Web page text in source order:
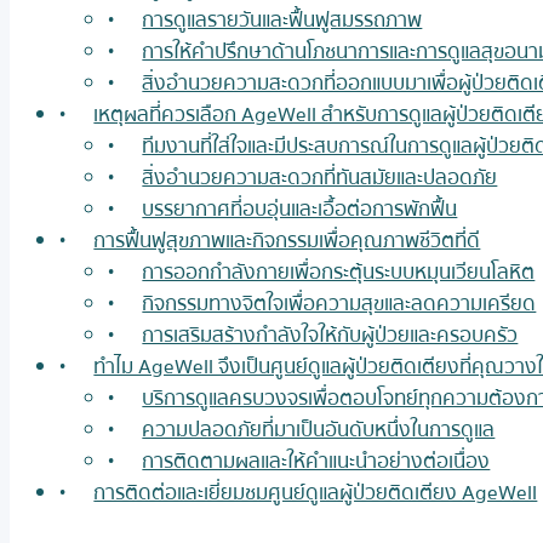
การดูแลรายวันและฟื้นฟูสมรรถภาพ
การให้คำปรึกษาด้านโภชนาการและการดูแลสุขอน
สิ่งอำนวยความสะดวกที่ออกแบบมาเพื่อผู้ป่วยติด
เหตุผลที่ควรเลือก AgeWell สำหรับการดูแลผู้ป่วยติดเ
ทีมงานที่ใส่ใจและมีประสบการณ์ในการดูแลผู้ป่วยติ
สิ่งอำนวยความสะดวกที่ทันสมัยและปลอดภัย
บรรยากาศที่อบอุ่นและเอื้อต่อการพักฟื้น
การฟื้นฟูสุขภาพและกิจกรรมเพื่อคุณภาพชีวิตที่ดี
การออกกำลังกายเพื่อกระตุ้นระบบหมุนเวียนโลหิต
กิจกรรมทางจิตใจเพื่อความสุขและลดความเครียด
การเสริมสร้างกำลังใจให้กับผู้ป่วยและครอบครัว
ทำไม AgeWell จึงเป็นศูนย์ดูแลผู้ป่วยติดเตียงที่คุณวาง
บริการดูแลครบวงจรเพื่อตอบโจทย์ทุกความต้องก
ความปลอดภัยที่มาเป็นอันดับหนึ่งในการดูแล
การติดตามผลและให้คำแนะนำอย่างต่อเนื่อง
การติดต่อและเยี่ยมชมศูนย์ดูแลผู้ป่วยติดเตียง AgeWell